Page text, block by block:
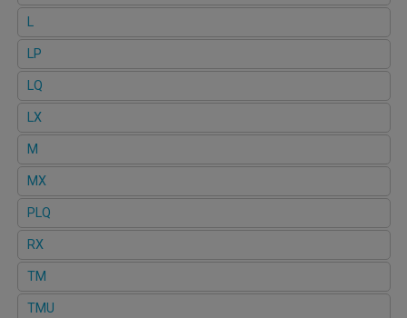
L
LP
LQ
LX
M
MX
PLQ
RX
TM
TMU